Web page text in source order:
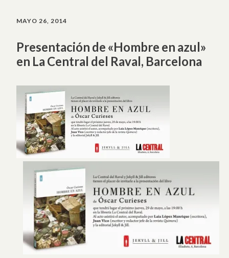
MAYO 26, 2014
Presentación de «Hombre en azul»
en La Central del Raval, Barcelona